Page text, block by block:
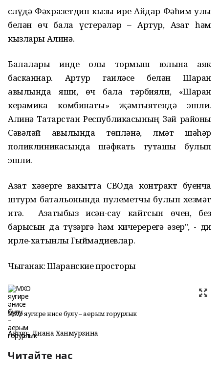
Әслүдә Фәхразетдин кызы ире Айдар Фәһим улы
белән өч бала үстерәләр– Артур, Азат һәм
кызлары Алинә.
Балалары инде олы тормыш юлына аяк
басканнар. Артур гаиләсе белән Шаран
авылында яши, өч бала тәрбияли, «Шаран
керамика комбинаты» җәмгыятендә эшли.
Алинә Татарстан Республикасының Зәй районы
Сәвәләй
авылында төпләнә, Әлмәт
шәһәр
поликлиникасында
шәфкать
туташы булып
эшли.
Азатхәзерге вакытта СВОда контракт буенча
штурм батальонында пулеметчы булып хезмәт
итә.
Азатыбыз исән-сау кайтсын өчен, без
барысын да түзәргә һәм кичеререгә әзер", - ди
ирле-хатынлы Гыймадиевлар.
Чыганак: Шаранские просторы
МХО яугире әнисе булу – аерым горурлык
Автор: Лиана Ханмурзина
Читайте нас